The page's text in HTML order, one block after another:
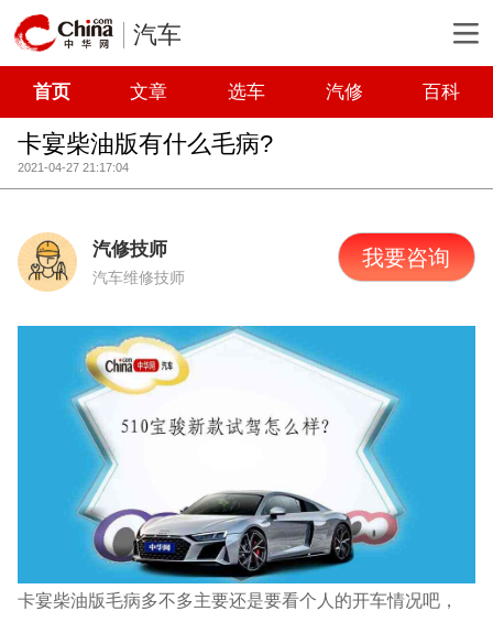
汽车
首页 文章 选车 汽修 百科
卡宴柴油版有什么毛病?
2021-04-27 21:17:04
汽修技师
汽车维修技师
我要咨询
卡宴柴油版毛病多不多主要还是要看个人的开车情况吧，